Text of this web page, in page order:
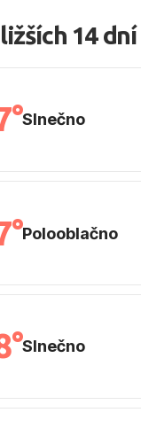
14
Slnečno
Polooblačno
Slnečno